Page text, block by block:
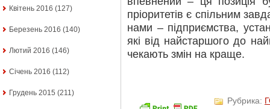
Квітень 2016 (127)
Березень 2016 (140)
Лютий 2016 (146)
Січень 2016 (112)
Грудень 2015 (211)
пріоритетів є спільним
нами – підприємства,
які від найстаршого до
чекають змін на краще.
Рубрика: